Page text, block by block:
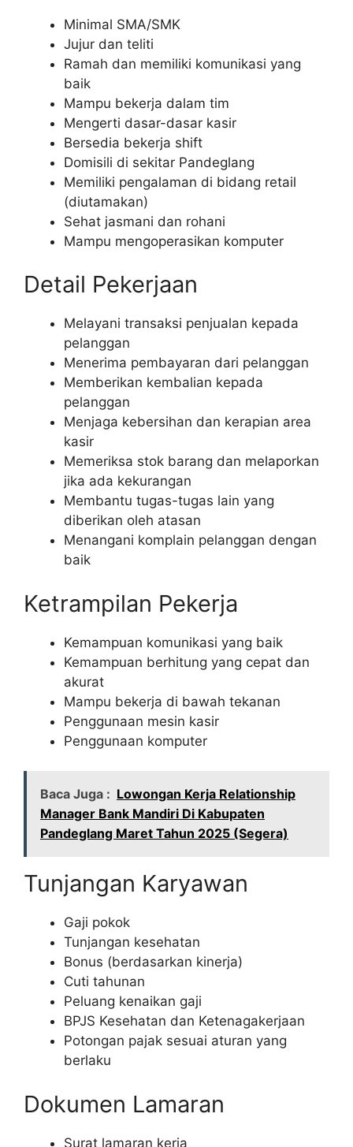
Minimal SMA/SMK
Jujur dan teliti
Ramah dan memiliki komunikasi yang
baik
Mampu bekerja dalam tim
Mengerti dasar-dasar kasir
Bersedia bekerja shift
Domisili di sekitar Pandeglang
Memiliki pengalaman di bidang retail
(diutamakan)
Sehat jasmani dan rohani
Mampu mengoperasikan komputer
Detail Pekerjaan
Melayani transaksi penjualan kepada
pelanggan
Menerima pembayaran dari pelanggan
Memberikan kembalian kepada
pelanggan
Menjaga kebersihan dan kerapian area
kasir
Memeriksa stok barang dan melaporkan
jika ada kekurangan
Membantu tugas-tugas lain yang
diberikan oleh atasan
Menangani komplain pelanggan dengan
baik
Ketrampilan Pekerja
Kemampuan komunikasi yang baik
Kemampuan berhitung yang cepat dan
akurat
Mampu bekerja di bawah tekanan
Penggunaan mesin kasir
Penggunaan komputer
Baca Juga : Lowongan Kerja Relationship
Manager Bank Mandiri Di Kabupaten
Pandeglang Maret Tahun 2025 (Segera)
Tunjangan Karyawan
Gaji pokok
Tunjangan kesehatan
Bonus (berdasarkan kinerja)
Cuti tahunan
Peluang kenaikan gaji
BPJS Kesehatan dan Ketenagakerjaan
Potongan pajak sesuai aturan yang
berlaku
Dokumen Lamaran
Surat lamaran kerja